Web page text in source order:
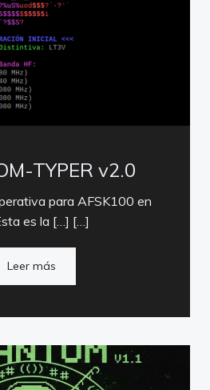
TYPER v2.0
para AFSK100 en
es la […] […]
Leer más